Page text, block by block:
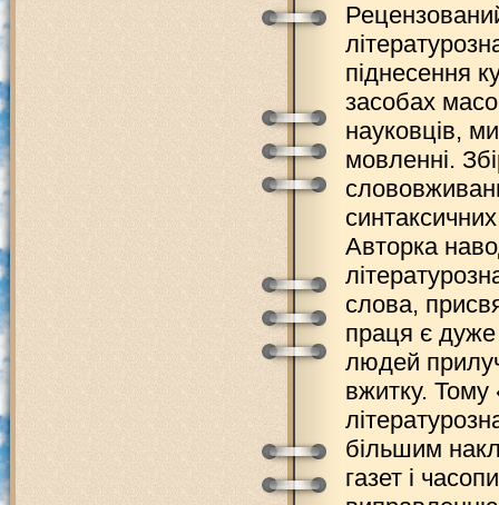
піднесення
засобах
науковців,
мовленні.
Авторка
слова,
праця є
людей
вжитку. Тому
більшим
газет і